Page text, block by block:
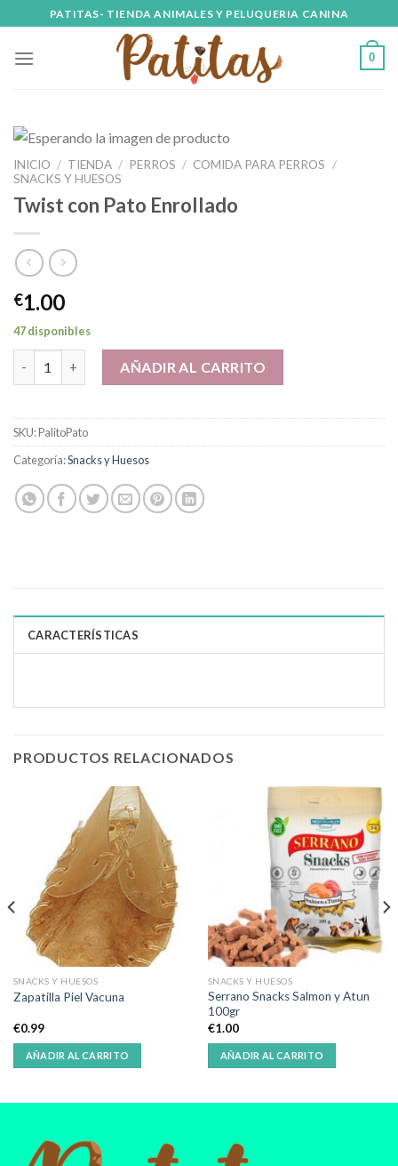
to
content
PATITAS- TIENDA ANIMALES Y PELUQUERIA CANINA
0
INICIO / TIENDA / PERROS / COMIDA PARA PERROS /
SNACKS Y HUESOS
Twist con Pato Enrollado
€1.00
47 disponibles
Twist con Pato Enrollado cantidad
AÑADIR AL CARRITO
SKU:PalitoPato
Categoría:Snacks y Huesos
CARACTERÍSTICAS
PRODUCTOS RELACIONADOS
SNACKS Y HUESOS
Zapatilla Piel Vacuna
€0.99
AÑADIR AL CARRITO
SNACKS Y HUESOS
Serrano Snacks Salmon y Atun
100gr
€1.00
AÑADIR AL CARRITO